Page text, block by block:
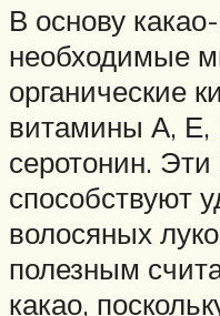
В основу
необходимые
органические
витамины А,
серотонин.
способствуют
волосяных
полезным
какао,